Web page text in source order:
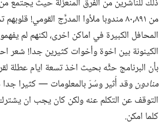
من ٨٩١‏,٨٠ مندوبا ملأوا المدرَّج القومي!‏
المحافل الكبيرة في اماكن اخرى،‏ لكنهم لم
الكينونة بين اخوة وأخوات كثيرين جدا!‏ شعر
بأن البرنامج حثَّه بحيث اخذ تسعة ايام عطلة
منادونوقد أُثير وسُرّ بالمعلومات —‏ كثيرا
التوقف عن التكلم عنه ولكن كان يجب ان
كلما امكن.‏